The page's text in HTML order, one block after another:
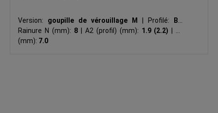
Version: goupille de vérouillage M Profilé: B
Rainure N (mm): 8 A2 (profil) (mm): 1.9 (2.2)
(mm): 7.0